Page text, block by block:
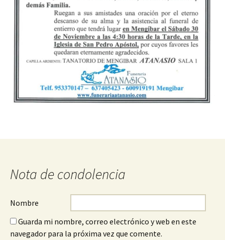
Nota de condolencia
Nombre
Guarda mi nombre, correo electrónico y web en este
navegador para la próxima vez que comente.